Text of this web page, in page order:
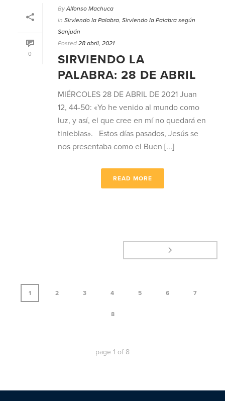
0
By Alfonso Machuca
In Sirviendo la Palabra, Sirviendo la Palabra según
Sanjuán
Posted 28 abril, 2021
SIRVIENDO LA
PALABRA: 28 DE ABRIL
MIÉRCOLES 28 DE ABRIL DE 2021 Juan
12, 44-50: «Yo he venido al mundo como
luz, y así, el que cree en mí no quedará en
tinieblas». Estos días pasados, Jesús se
nos presentaba como el Buen [...]
READ MORE
1 2 3 4 5 6 7
8
page 1 of 8